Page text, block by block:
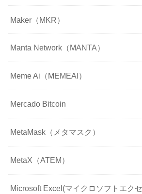
Maker（MKR）
Manta Network（MANTA）
Meme Ai（MEMEAI）
Mercado Bitcoin
MetaMask（メタマスク）
MetaX（ATEM）
Microsoft Excel(マイクロソフトエク